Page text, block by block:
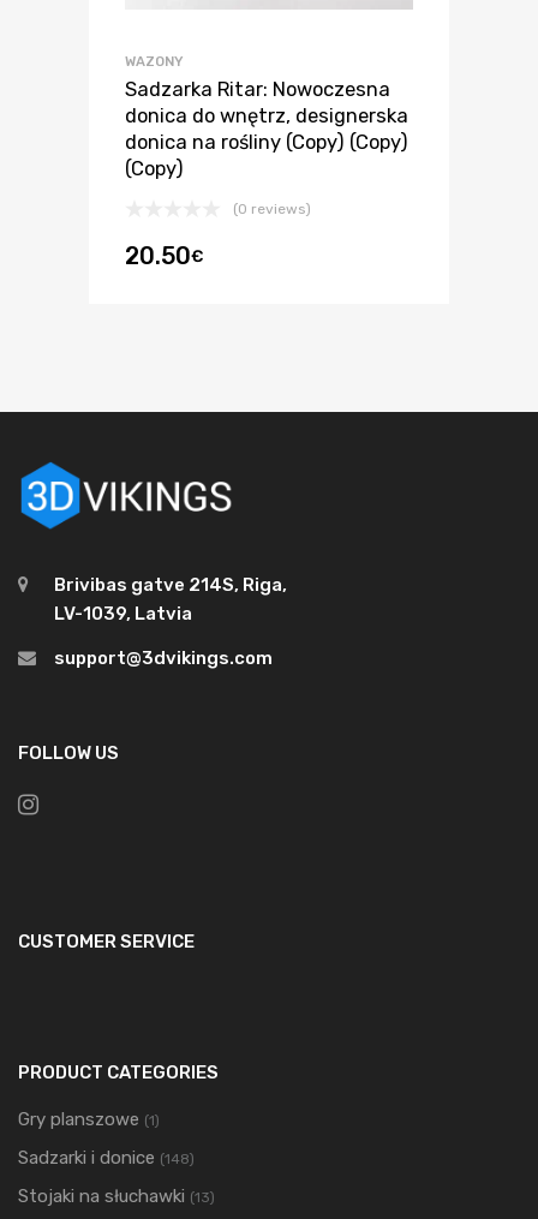
WAZONY
Sadzarka Ritar: Nowoczesna
donica do wnętrz, designerska
donica na rośliny (Copy) (Copy)
(Copy)
(0 reviews)
20.50€
Brivibas gatve 214S, Riga,
LV-1039, Latvia
support@3dvikings.com
FOLLOW US
CUSTOMER SERVICE
PRODUCT CATEGORIES
Gry planszowe (1)
Sadzarki i donice (148)
Stojaki na słuchawki (13)